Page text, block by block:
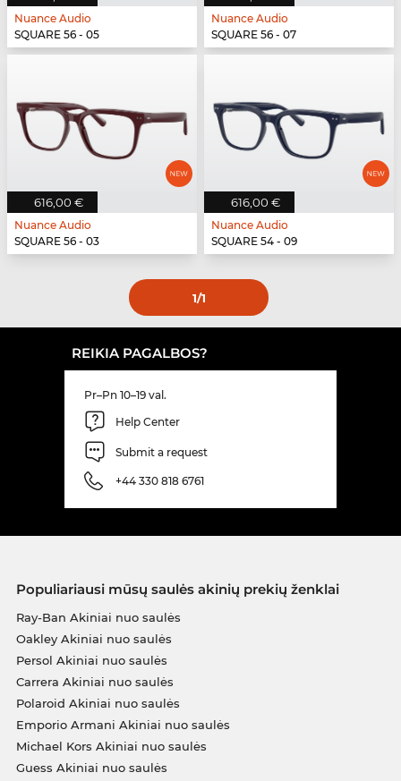
Nuance Audio
SQUARE 56 - 05
Nuance Audio
SQUARE 56 - 07
616,00 €
Nuance Audio
SQUARE 56 - 03
616,00 €
Nuance Audio
SQUARE 54 - 09
1/1
REIKIA PAGALBOS?
Pr–Pn 10–19 val.
Help Center
Submit a request
+44 330 818 6761
Populiariausi mūsų saulės akinių prekių ženklai
Ray-Ban Akiniai nuo saulės
Oakley Akiniai nuo saulės
Persol Akiniai nuo saulės
Carrera Akiniai nuo saulės
Polaroid Akiniai nuo saulės
Emporio Armani Akiniai nuo saulės
Michael Kors Akiniai nuo saulės
Guess Akiniai nuo saulės